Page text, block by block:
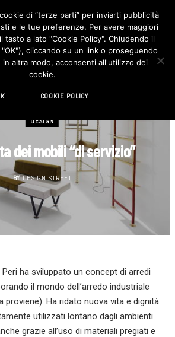
F
c
e
b
o
I
n
s
t
DESIGN
dei mobili “di servizio”
BY DESIGN STREET
ha sviluppato un concept di arredi
il mondo dell’arredo industriale
proviene). Ha ridato nuova vita e dignità
utilizzati lontano dagli ambienti
grazie all’uso di materiali pregiati e
di “terze parti” per inviarti pubblicità
e le tue preferenze. Per avere maggiori
tasto a lato "Cookie Policy". Chiudendo il
cliccando su un link o proseguendo
in altra modo, acconsenti all'utilizzo dei
cookie.
COOKIE POLICY